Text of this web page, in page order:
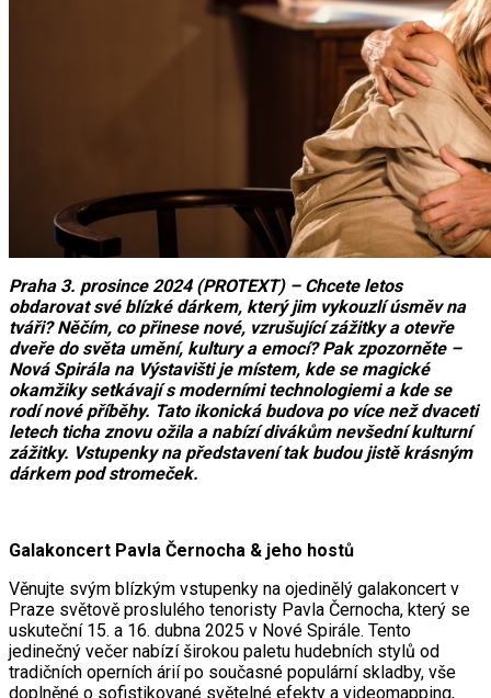
Praha 3. prosince 2024 (PROTEXT) – Chcete letos
obdarovat své blízké dárkem, který jim vykouzlí úsměv na
tváři? Něčím, co přinese nové, vzrušující zážitky a otevře
dveře do světa umění, kultury a emocí? Pak zpozorněte –
Nová Spirála na Výstavišti je místem, kde se magické
okamžiky setkávají s moderními technologiemi a kde se
rodí nové příběhy. Tato ikonická budova po více než dvaceti
letech ticha znovu ožila a nabízí divákům nevšední kulturní
zážitky. Vstupenky na představení tak budou jistě krásným
dárkem pod stromeček.
Galakoncert Pavla Černocha & jeho hostů
Věnujte svým blízkým vstupenky na ojedinělý galakoncert v
Praze světově proslulého tenoristy Pavla Černocha, který se
uskuteční 15. a 16. dubna 2025 v Nové Spirále. Tento
jedinečný večer nabízí širokou paletu hudebních stylů od
tradičních operních árií po současné populární skladby, vše
doplněné o sofistikované světelné efekty a videomapping,